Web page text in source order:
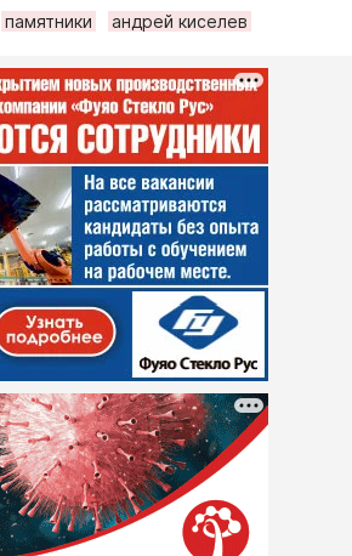
памятники андрей киселев